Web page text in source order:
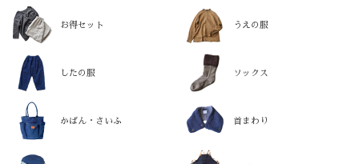
お得セット うえの服
したの服 ソックス
かばん・さいふ 首まわり